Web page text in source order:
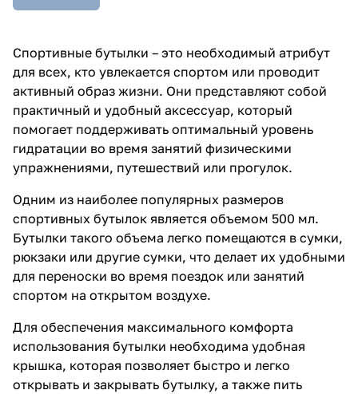
Спортивные бутылки – это необходимый атрибут
для всех, кто увлекается спортом или проводит
активный образ жизни. Они представляют собой
практичный и удобный аксессуар, который
помогает поддерживать оптимальный уровень
гидратации во время занятий физическими
упражнениями, путешествий или прогулок.
Одним из наиболее популярных размеров
спортивных бутылок является объемом 500 мл.
Бутылки такого объема легко помещаются в сумки,
рюкзаки или другие сумки, что делает их удобными
для переноски во время поездок или занятий
спортом на открытом воздухе.
Для обеспечения максимального комфорта
использования бутылки необходима удобная
крышка, которая позволяет быстро и легко
открывать и закрывать бутылку, а также пить